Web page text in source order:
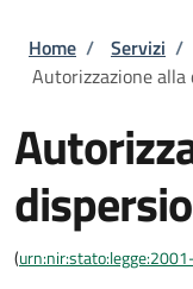
Briciole
Home / Servizi /
Autorizzazione alla
(